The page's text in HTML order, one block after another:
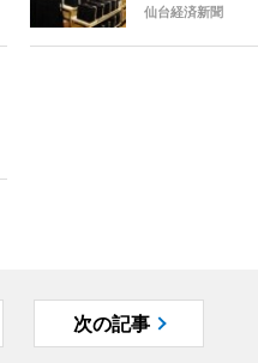
仙台経済新聞
次の記事